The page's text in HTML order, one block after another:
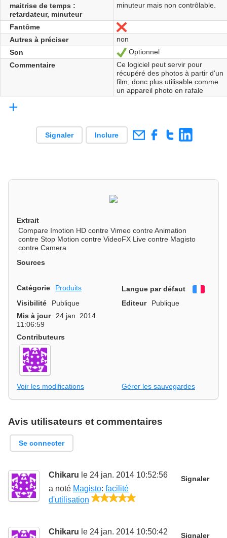
maitrise de temps :
retardateur, minuteur
minuteur mais non contrôlable.
Fantôme
Non
Autres à préciser
non
Son
Oui
Optionnel
Commentaire
Ce logiciel peut servir pour
récupéré des photos à partir d'un
film, donc plus utilisable comme
un appareil photo en rafale
+
Signaler Inclure
Extrait
Compare Imotion HD contre Vimeo contre Animation
contre Stop Motion contre VideoFX Live contre Magisto
contre Camera
Sources
Catégorie Produits Langue par défaut
Visibilité
Publique Editeur
Publique
Mis à jour
24 jan. 2014
11:06:59
Contributeurs
Voir les modifications Gérer les sauvegardes
Avis utilisateurs et commentaires
Se connecter
Chikaru le 24 jan. 2014 10:52:56 Signaler
a noté Magisto: facilité
d'utilisation
Chikaru le 24 jan. 2014 10:50:42 Signaler